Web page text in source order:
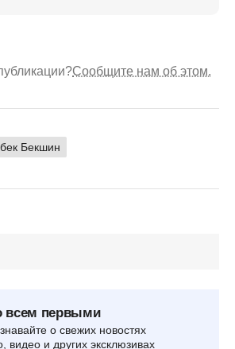
Сообщите нам об этом.
Бекшин
всем первыми
о свежих новостях
видео и других эксклюзивах